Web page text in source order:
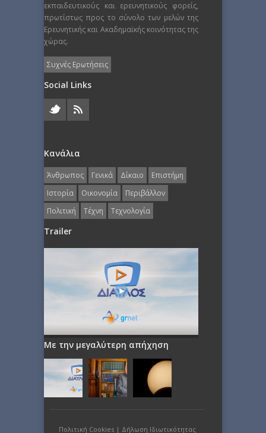
εκπαιδευτικούς και ερευνητικούς φορείς,
πρωτίστως προς το σύνολο των μελών της
Ερευνητικής και Ακαδημαϊκής κοινότητας της
χώρας.
Συχνές Ερωτήσεις
Social Links
Κανάλια
Άνθρωπος Γενικά Δίκαιο
Επιστήμη
Ιστορία
Οικονομία
Περιβάλλον
Πολιτική
Τέχνη Τεχνολογία
Trailer
Με την μεγαλύτερη απήχηση
Πολιτική Cookies| Δήλωση Ιδιωτικότητας